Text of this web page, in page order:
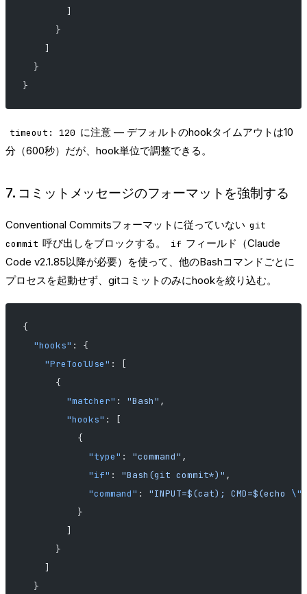
        ]
      }
    ]
  }
}
timeout: 120 に注意 — デフォルトのhookタイムアウトは10
分（600秒）だが、hook単位で調整できる。
7. コミットメッセージのフォーマットを強制する
Conventional Commitsフォーマットに従っていない git
commit 呼び出しをブロックする。 if フィールド（Claude
Code v2.1.85以降が必要）を使って、他のBashコマンドごとに
プロセスを起動せず、gitコミットのみにhookを絞り込む。
{
  "hooks"
: {
    "PreToolUse"
: [
      {
        "matcher"
: "Bash" ,
        "hooks"
: [
          {
            "type"
: "command" ,
            "if"
: "Bash(git commit*)" ,
            "command"
: "INPUT=$(cat); CMD=$(echo \"
          }
        ]
      }
    ]
  }